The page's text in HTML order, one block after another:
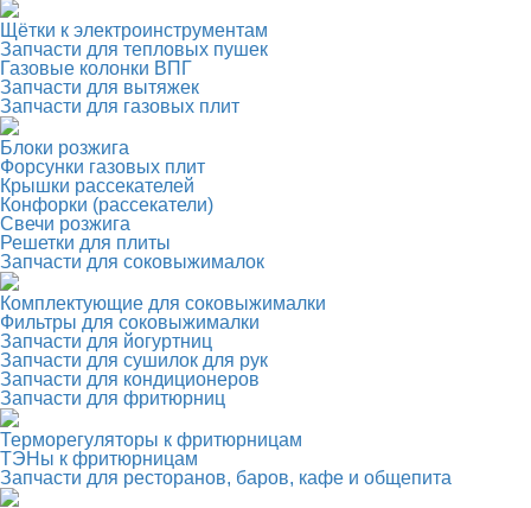
Щётки к электроинструментам
Запчасти для тепловых пушек
Газовые колонки ВПГ
Запчасти для вытяжек
Запчасти для газовых плит
Блоки розжига
Форсунки газовых плит
Крышки рассекателей
Конфорки (рассекатели)
Свечи розжига
Решетки для плиты
Запчасти для соковыжималок
Комплектующие для соковыжималки
Фильтры для соковыжималки
Запчасти для йогуртниц
Запчасти для сушилок для рук
Запчасти для кондиционеров
Запчасти для фритюрниц
Терморегуляторы к фритюрницам
ТЭНы к фритюрницам
Запчасти для ресторанов, баров, кафе и общепита